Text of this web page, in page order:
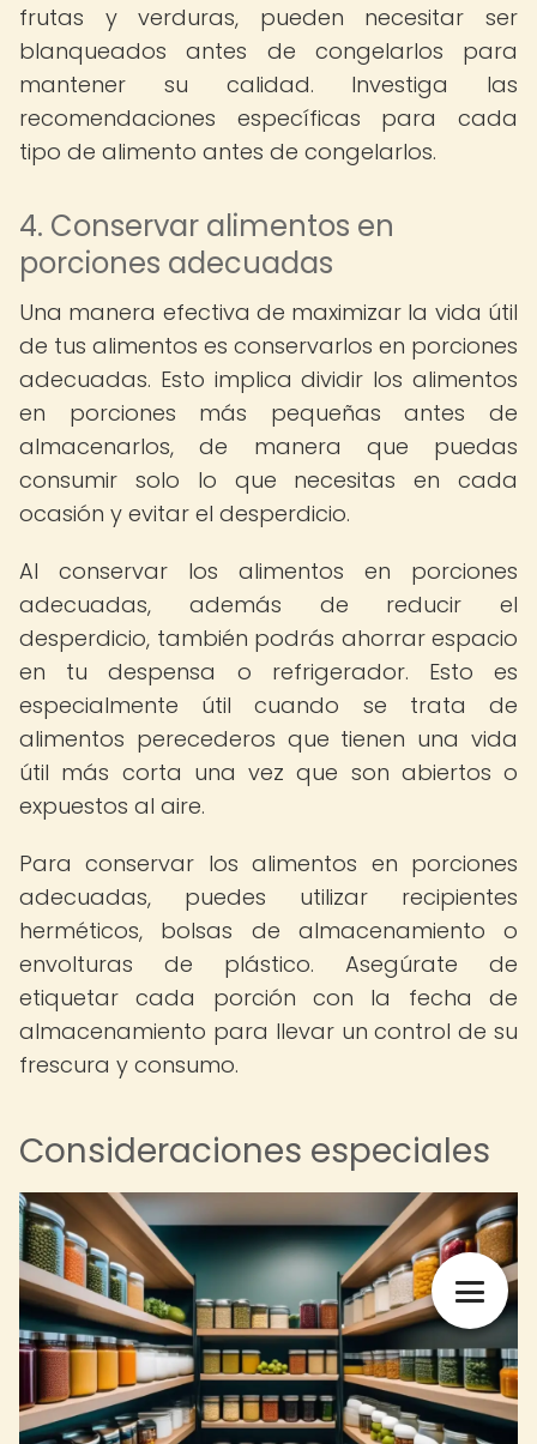
frutas y verduras, pueden necesitar ser
blanqueados antes de congelarlos para
mantener su calidad. Investiga las
recomendaciones específicas para cada
tipo de alimento antes de congelarlos.
4. Conservar alimentos en
porciones adecuadas
Una manera efectiva de maximizar la vida útil
de tus alimentos es conservarlos en porciones
adecuadas. Esto implica dividir los alimentos
en porciones más pequeñas antes de
almacenarlos, de manera que puedas
consumir solo lo que necesitas en cada
ocasión y evitar el desperdicio.
Al conservar los alimentos en porciones
adecuadas, además de reducir el
desperdicio, también podrás ahorrar espacio
en tu despensa o refrigerador. Esto es
especialmente útil cuando se trata de
alimentos perecederos que tienen una vida
útil más corta una vez que son abiertos o
expuestos al aire.
Para conservar los alimentos en porciones
adecuadas, puedes utilizar recipientes
herméticos, bolsas de almacenamiento o
envolturas de plástico. Asegúrate de
etiquetar cada porción con la fecha de
almacenamiento para llevar un control de su
frescura y consumo.
Consideraciones especiales